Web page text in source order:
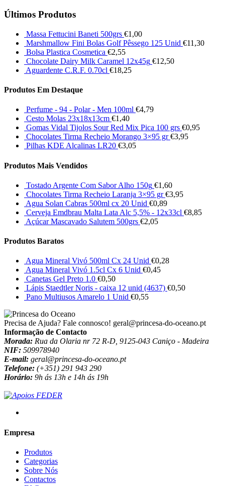
Últimos Produtos
Massa Fettucini Baneti 500grs €1,00
Marshmallow Fini Bolas Golf Pêssego 125 Unid €11,30
Bolsa Plastica Cosmetica €2,55
Chocolate Dairy Milk Caramel 12x45g €12,50
Aguardente C.R.F. 0.70cl €18,25
Produtos Em Destaque
Perfume - 94 - Polar - Men 100ml €4,79
Cesto Molas 23x18x13cm €1,40
Gomas Vidal Tijolos Sour Red Mix Pica 100 grs €0,95
Chocolates Tirma Recheio Morango 3×95 gr €3,95
Pilhas KDE Alcalinas LR20 €3,05
Produtos Mais Vendidos
Tostado Argente Com Sabor Alho 150g €1,60
Chocolates Tirma Recheio Laranja 3×95 gr €3,95
Agua Solan Cabras 500ml cx 20 Unid €0,89
Cerveja Emdbrau Malta Lata Alc 5,5% - 12x33cl €8,85
Açúcar Mascavado Salutem 500grs €2,05
Produtos Baratos
Agua Mineral Vivó 500ml Cx 24 Unid €0,28
Agua Mineral Vivó 1.5cl Cx 6 Unid €0,45
Canetas Gel Preto 1.0 €0,50
Lápis Staedtler Noris - caixa 12 unid (4637) €0,50
Pano Multiusos Amarelo 1 Unid €0,55
Precisa de Ajuda? Fale connosco! geral@princesa-do-oceano.pt
Informação de Contacto
Morada: Rua da Olaria nr 72 R-D, 9125-043 Caniço - Madeira
NIF: 509978940
E-mail: geral@princesa-do-oceano.pt
Telefone: (+351) 291 943 290
Horário: 9h ás 13h e 14h ás 19h
Empresa
Produtos
Categorias
Sobre Nós
Contactos